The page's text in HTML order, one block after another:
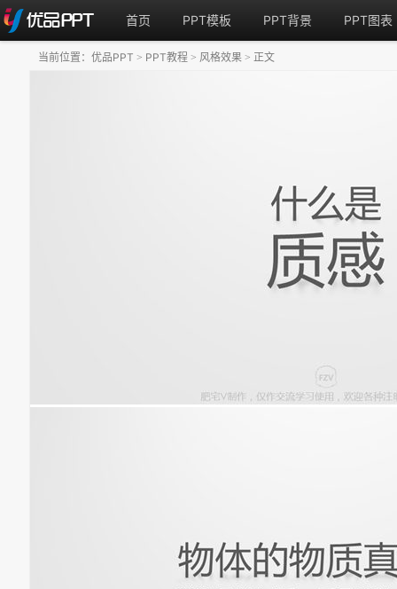
首页 PPT模板 PPT背景 PPT图表
当前位置： 优品PPT > PPT教程 > 风格效果 > 正文